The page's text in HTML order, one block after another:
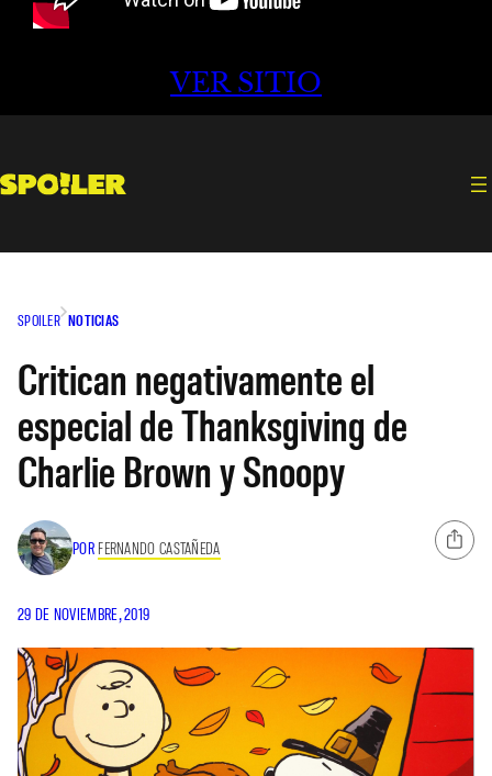
VER SITIO
SPOILER NOTICIAS
Critican negativamente el
especial de Thanksgiving de
Charlie Brown y Snoopy
POR FERNANDO CASTAÑEDA
29 DE NOVIEMBRE, 2019